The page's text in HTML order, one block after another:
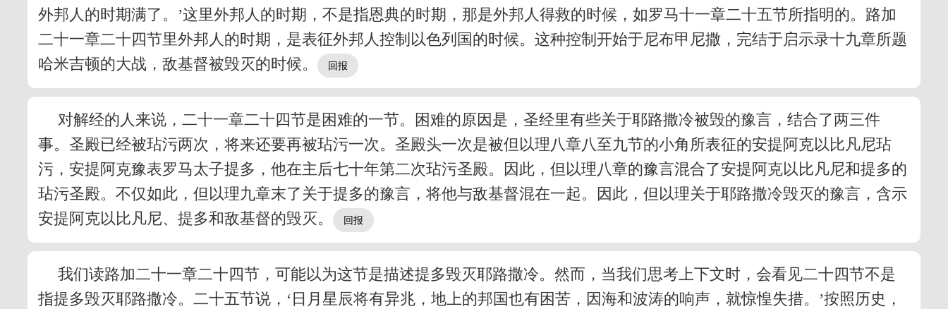
外邦人的时期满了。’这里外邦人的时期，不是指恩典的时期，那是外邦人得救的时候，如罗马十一章二十五节所指明的。路加
二十一章二十四节里外邦人的时期，是表征外邦人控制以色列国的时候。这种控制开始于尼布甲尼撒，完结于启示录十九章所题
哈米吉顿的大战，敌基督被毁灭的时候。
对解经的人来说，二十一章二十四节是困难的一节。困难的原因是，圣经里有些关于耶路撒冷被毁的豫言，结合了两三件
事。圣殿已经被玷污两次，将来还要再被玷污一次。圣殿头一次是被但以理八章八至九节的小角所表征的安提阿克以比凡尼玷
污，安提阿克豫表罗马太子提多，他在主后七十年第二次玷污圣殿。因此，但以理八章的豫言混合了安提阿克以比凡尼和提多的
玷污圣殿。不仅如此，但以理九章末了关于提多的豫言，将他与敌基督混在一起。因此，但以理关于耶路撒冷毁灭的豫言，含示
安提阿克以比凡尼、提多和敌基督的毁灭。
我们读路加二十一章二十四节，可能以为这节是描述提多毁灭耶路撒冷。然而，当我们思考上下文时，会看见二十四节不是
指提多毁灭耶路撒冷。二十五节说，‘日月星辰将有异兆，地上的邦国也有困苦，因海和波涛的响声，就惊惶失措。’按照历史，